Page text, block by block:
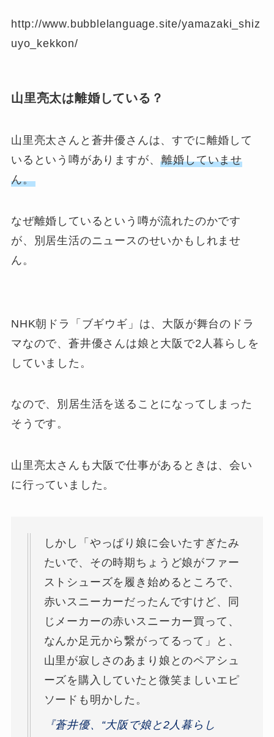
http://www.bubblelanguage.site/yamazaki_shiz
uyo_kekkon/
山里亮太は離婚している？
山里亮太さんと蒼井優さんは、すでに離婚して
いるという噂がありますが、離婚していませ
ん。
なぜ離婚しているという噂が流れたのかです
が、別居生活のニュースのせいかもしれませ
ん。
NHK朝ドラ「ブギウギ」は、大阪が舞台のドラ
マなので、蒼井優さんは娘と大阪で2人暮らしを
していました。
なので、別居生活を送ることになってしまった
そうです。
山里亮太さんも大阪で仕事があるときは、会い
に行っていました。
しかし「やっぱり娘に会いたすぎたみ
たいで、その時期ちょうど娘がファー
ストシューズを履き始めるところで、
赤いスニーカーだったんですけど、同
じメーカーの赤いスニーカー買って、
なんか足元から繋がってるって」と、
山里が寂しさのあまり娘とのペアシュ
ーズを購入していたと微笑ましいエピ
ソードも明かした。
『蒼井優、“大阪で娘と2人暮らし